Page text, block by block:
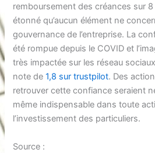
remboursement des créances sur
étonné qu’aucun élément ne
gouvernance de l’entreprise. La
été rompue depuis le COVID et
très impactée sur les réseau
note de1,8 sur trustpilot. Des
retrouver cette confiance seraient
même indispensable dans toute
l’investissement des particuliers.
Source :